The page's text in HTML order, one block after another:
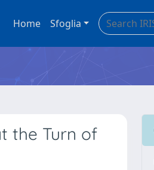
Home Sfoglia
the Turn of